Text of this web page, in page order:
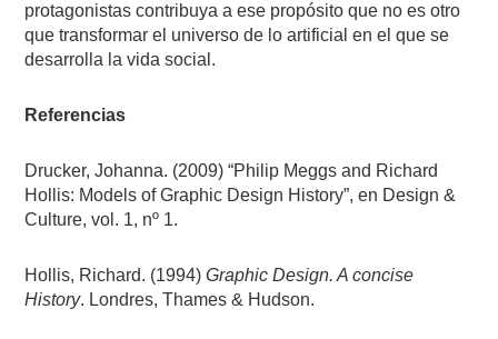
protagonistas contribuya a ese propósito que no es otro
que transformar el universo de lo artificial en el que se
desarrolla la vida social.
Referencias
Drucker, Johanna. (2009) “Philip Meggs and Richard
Hollis: Models of Graphic Design History”, en Design &
Culture, vol. 1, nº 1.
Hollis, Richard. (1994)Graphic Design. A concise
History. Londres, Thames & Hudson.